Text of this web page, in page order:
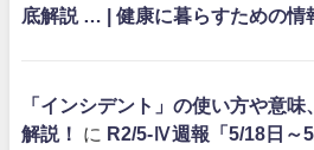
底解説 … | 健康に暮らすための情
「インシデント」の使い方や意
解説！
に R2/5-Ⅳ週報「5/18日～